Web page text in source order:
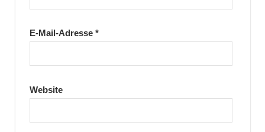
E-Mail-Adresse *
Website